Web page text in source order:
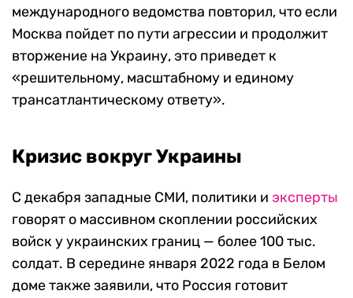
международного ведомства повторил, что если
Москва пойдет по пути агрессии и продолжит
вторжение на Украину, это приведет к
«решительному, масштабному и единому
трансатлантическому ответу».
Кризис вокруг Украины
С декабря западные СМИ, политики и эксперты
говорят о массивном скоплении российских
войск у украинских границ — более 100 тыс.
солдат. В середине января 2022 года в Белом
доме также заявили, что Россия готовит